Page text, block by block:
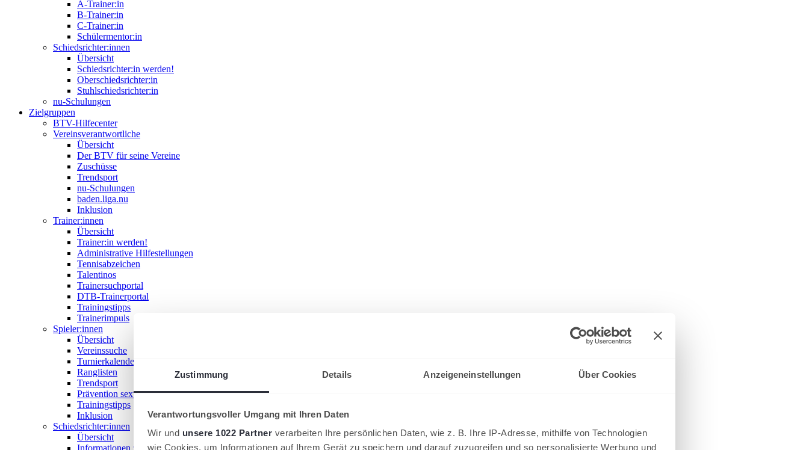
Zustimmung Details Anzeigeneinstellungen Über Cookies
Verantwortungsvoller Umgang mit Ihren Daten
Wir und unsere 1022 Partner verarbeiten Ihre persönlichen Daten, wie z. B. Ihre IP-Adresse, mithilfe von Technologien
wie Cookies, um Informationen auf Ihrem Gerät zu speichern und darauf zuzugreifen und so personalisierte Werbung und
A-Trainer:in
B-Trainer:in
C-Trainer:in
Schülermentor:in
Schiedsrichter:innen
Übersicht
Schiedsrichter:in werden!
Oberschiedsrichter:in
Stuhlschiedsrichter:in
nu-Schulungen
Zielgruppen
BTV-Hilfecenter
Vereinsverantwortliche
Übersicht
Der BTV für seine Vereine
Zuschüsse
Trendsport
nu-Schulungen
baden.liga.nu
Inklusion
Trainer:innen
Übersicht
Trainer:in werden!
Administrative Hilfestellungen
Tennisabzeichen
Talentinos
Trainersuchportal
DTB-Trainerportal
Trainingstipps
Trainerimpuls
Spieler:innen
Übersicht
Vereinssuche
Turnierkalender
Ranglisten
Trendsport
Prävention sexualisierter Gewalt
Trainingstipps
Inklusion
Schiedsrichter:innen
Übersicht
Informationen zum Schiedsrichterwesen